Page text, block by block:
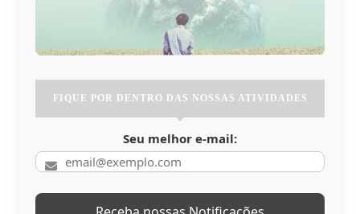
FIQUE POR DENTRO DAS NOSSAS ATIVIDADES
Seu melhor e-mail: